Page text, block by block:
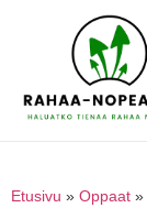
Etusivu » Oppaat »